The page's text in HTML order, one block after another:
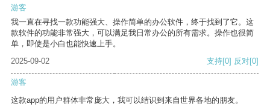
游客
我一直在寻找一款功能强大、操作简单的办公软件，终于找到了它。这
款软件的功能非常强大，可以满足我日常办公的所有需求。操作也很简
单，即使是小白也能快速上手。
2025-09-02
支持[0] 反对[0]
游客
这款app的用户群体非常庞大，我可以结识到来自世界各地的朋友。